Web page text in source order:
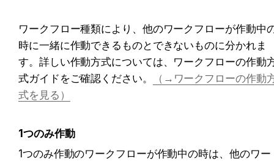
ワークフロー種類により、他のワークフローが作動中
時に一緒に作動できるものとできないものに分かれま
す。詳しい作動方式については、ワークフローの作動
式ガイドをご確認ください。
（→ワークフローの作動
式を見る）
1つのみ作動
1つのみ作動のワークフローが作動中の時は、他のワー